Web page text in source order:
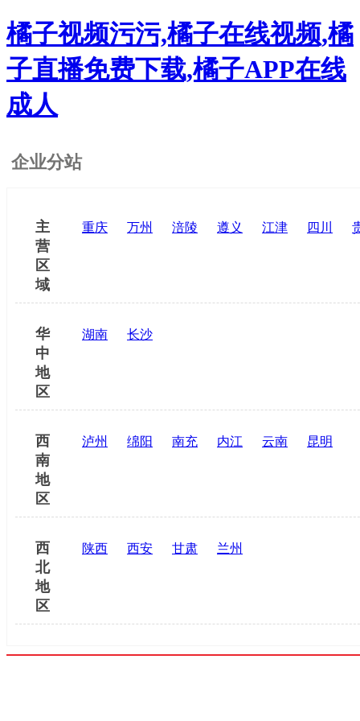
橘子视频污污,橘子在线视频,橘
子直播免费下载,橘子APP在线
成人
企业分站
主
营
区
域
重庆 万州 涪陵 遵义 江津 四川
华
中
地
区
湖南 长沙
西
南
地
区
泸州 绵阳 南充 内江 云南 昆明
西
北
地
区
陕西 西安 甘肃 兰州